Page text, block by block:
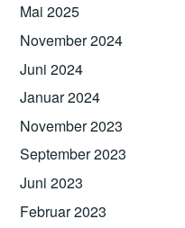
Mai 2025
November 2024
Juni 2024
Januar 2024
November 2023
September 2023
Juni 2023
Februar 2023